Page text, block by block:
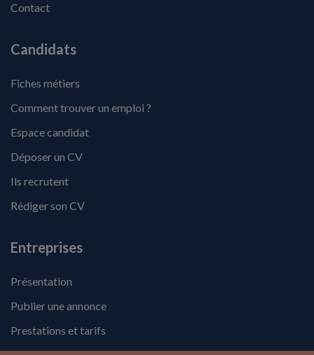
Contact
Candidats
Fiches métiers
Comment trouver un emploi ?
Espace candidat
Déposer un CV
Ils recrutent
Rédiger son CV
Entreprises
Présentation
Publier une annonce
Prestations et tarifs